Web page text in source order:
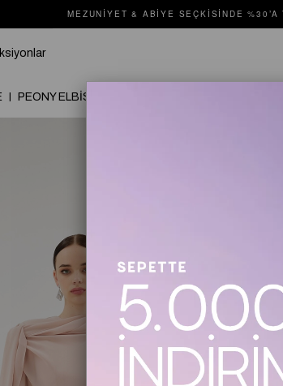
MEZUNIYET & ABIYE SEÇKISINDE %30’A
PEONY ELBİSE Somon